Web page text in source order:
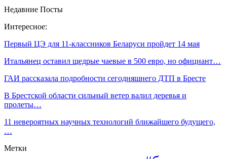
Недавние Посты
Интересное:
Первый ЦЭ для 11-классников Беларуси пройдет 14 мая
Итальянец оставил щедрые чаевые в 500 евро, но официант…
ГАИ рассказала подробности сегодняшнего ДТП в Бресте
В Брестской области сильный ветер валил деревья и
пролеты…
11 невероятных научных технологий ближайшего будущего,
…
Метки